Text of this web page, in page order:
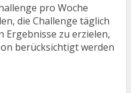
pro Woche
die Challenge täglich
Ergebnisse zu erzielen,
berücksichtigt werden